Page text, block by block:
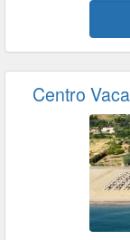
Centro